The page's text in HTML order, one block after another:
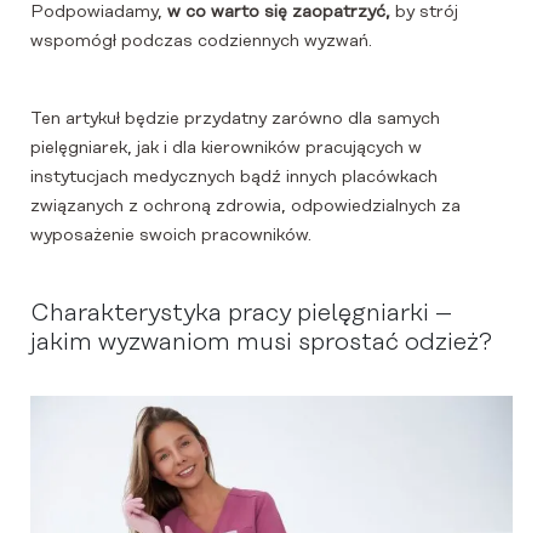
Podpowiadamy, w co warto się zaopatrzyć, by strój
wspomógł podczas codziennych wyzwań.
Ten artykuł będzie przydatny zarówno dla samych
pielęgniarek, jak i dla kierowników pracujących w
instytucjach medycznych bądź innych placówkach
związanych z ochroną zdrowia, odpowiedzialnych za
wyposażenie swoich pracowników.
Charakterystyka pracy pielęgniarki –
jakim wyzwaniom musi sprostać odzież?